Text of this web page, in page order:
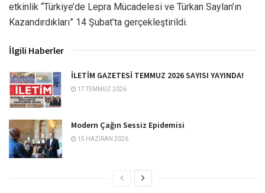
etkinlik “Türkiye’de Lepra Mücadelesi ve Türkan Saylan’ın
Kazandırdıkları” 14 Şubat’ta gerçekleştirildi.
İlgili Haberler
İLETİM GAZETESİ TEMMUZ 2026 SAYISI YAYINDA!
17 TEMMUZ 2026
Modern Çağın Sessiz Epidemisi
15 HAZIRAN 2026